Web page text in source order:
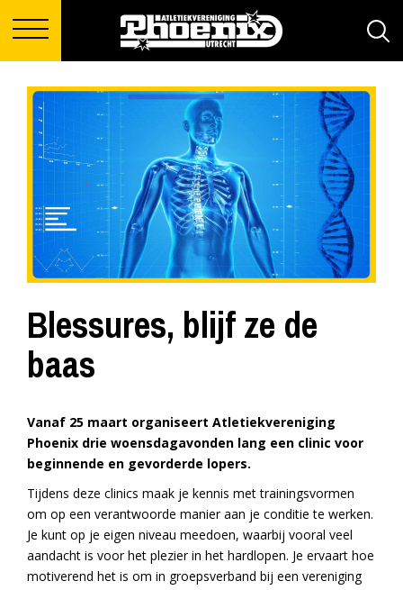
Blessures, blijf ze de
baas
Vanaf 25 maart organiseert Atletiekvereniging
Phoenix drie woensdagavonden lang een clinic voor
beginnende en gevorderde lopers.
Tijdens deze clinics maak je kennis met trainingsvormen
om op een verantwoorde manier aan je conditie te werken.
Je kunt op je eigen niveau meedoen, waarbij vooral veel
aandacht is voor het plezier in het hardlopen. Je ervaart hoe
motiverend het is om in groepsverband bij een vereniging